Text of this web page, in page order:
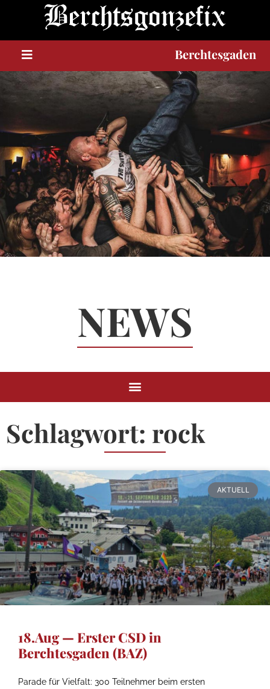
Berchtesgaden
Rund um
Berchtesgaden
NEWS
Schlagwort: rock
AKTUELL
18.Aug — Erster CSD in
Berchtesgaden (BAZ)
Parade für Vielfalt: 300 Teilnehmer beim ersten